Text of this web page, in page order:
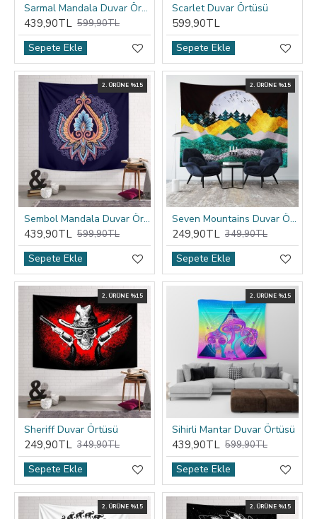
Sarmal Mandala Duvar Örtüsü
439,90TL 599,90TL
Sepete Ekle
Scarlet Duvar Örtüsü
599,90TL
Sepete Ekle
2. ÜRÜNE %15
Sembol Mandala Duvar Örtüsü
439,90TL 599,90TL
Sepete Ekle
2. ÜRÜNE %15
Seven Mountains Duvar Örtüsü
249,90TL 349,90TL
Sepete Ekle
2. ÜRÜNE %15
Sheriff Duvar Örtüsü
249,90TL 349,90TL
Sepete Ekle
2. ÜRÜNE %15
Sihirli Mantar Duvar Örtüsü
439,90TL 599,90TL
Sepete Ekle
2. ÜRÜNE %15 2. ÜRÜNE %15